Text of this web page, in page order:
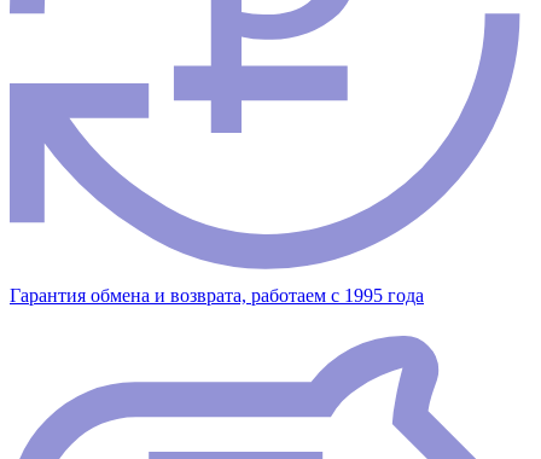
Гарантия обмена и возврата, работаем с 1995 года